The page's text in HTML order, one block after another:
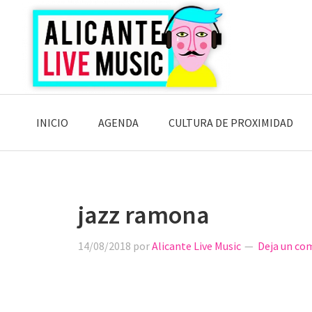
Saltar
navegación
principal
Saltar
contenido
principal
Saltar
lateral
principalINICIO AGENDA CULTURA DE PROXIMIDAD
jazz ramona
14/08/2018 porAlicante Live Music Deja un